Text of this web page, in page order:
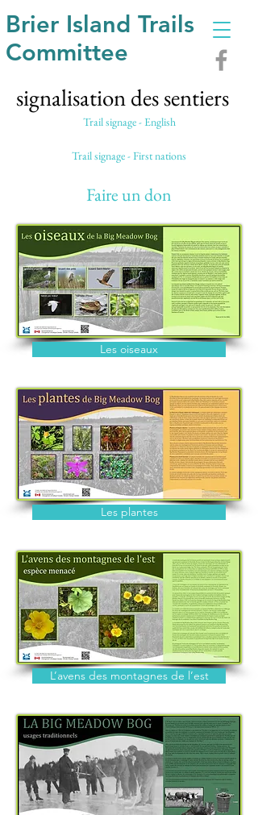
Brier Island Trails
Committee
signalisation des sentiers
Trail signage - English
Trail signage - First nations
Faire un don
Les oiseaux
Les plantes
L’avens des montagnes de l’est